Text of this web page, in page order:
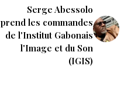
Serge Abessolo
prend les commandes
de l'Institut Gabonais
l'Image et du Son
(IGIS)